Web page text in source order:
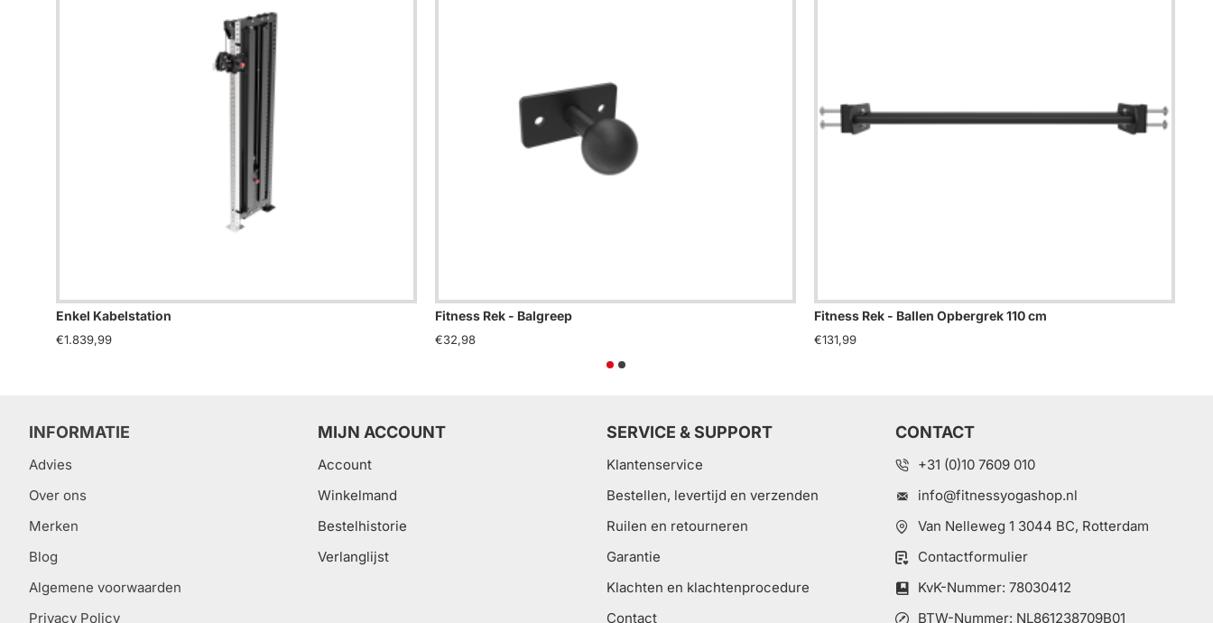
Enkel Kabelstation
€1.839,99
Fitness Rek - Balgreep
€32,98
Fitness Rek - Ballen Opbergrek 110 cm
€131,99
INFORMATIE
Advies
Over ons
Merken
Blog
Algemene voorwaarden
Privacy Policy
MIJN ACCOUNT
Account
Winkelmand
Bestelhistorie
Verlanglijst
SERVICE & SUPPORT
Klantenservice
Bestellen, levertijd en verzenden
Ruilen en retourneren
Garantie
Klachten en klachtenprocedure
Contact
CONTACT
+31 (0)10 7609 010
info@fitnessyogashop.nl
Van Nelleweg 1 3044 BC, Rotterdam
Contactformulier
KvK-Nummer: 78030412
BTW-Nummer: NL861238709B01